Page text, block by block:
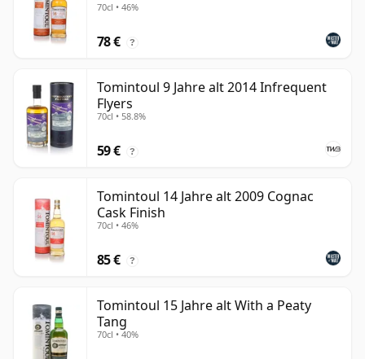
70cl • 46%
78 € ?
Tomintoul 9 Jahre alt 2014 Infrequent
Flyers
70cl • 58.8%
59 € ?
Tomintoul 14 Jahre alt 2009 Cognac
Cask Finish
70cl • 46%
85 € ?
Tomintoul 15 Jahre alt With a Peaty
Tang
70cl • 40%